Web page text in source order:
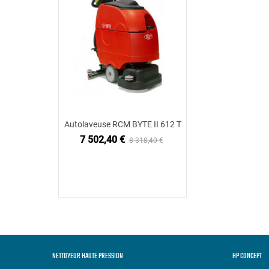
Ajouter au panier
Autolaveuse RCM BYTE II 612 T
7 502,40 € 8 318,40 €
NETTOYEUR HAUTE PRESSION HP CONCEPT